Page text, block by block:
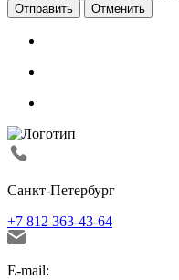
Отменить
Санкт-Петербург
+7 812 363-43-64
E-mail: